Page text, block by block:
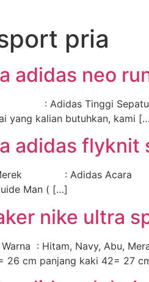
pria
adidas neo
: Adidas Tinggi
yang kalian butuhkan, kami
adidas flyknit
Merek : Adidas
Man ( […]
nike ultra
: Hitam, Navy, Abu,
26 cm panjang kaki 42= 27